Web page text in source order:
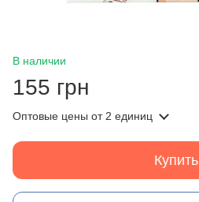
В наличии
155 грн
Оптовые цены от 2 единиц
Купить